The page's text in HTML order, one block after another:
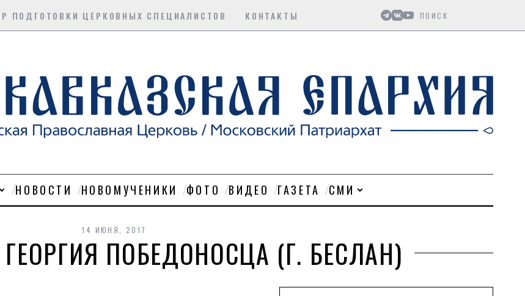
ПОДГОТОВКИ ЦЕРКОВНЫХ СПЕЦИАЛИСТОВ КОНТАКТЫ
НОВОСТИ НОВОМУЧЕНИКИ ФОТО ВИДЕО ГАЗЕТА СМИ
14 ИЮНЯ, 2017
ПОБЕДОНОСЦА (Г. БЕСЛАН)